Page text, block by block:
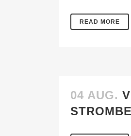
READ MORE
04 AUG.